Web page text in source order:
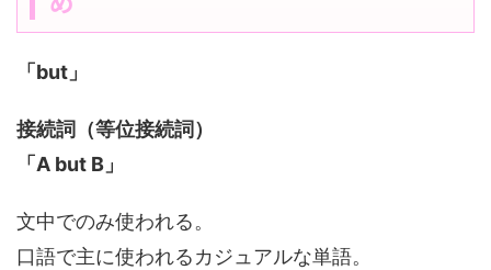
「but」
接続詞（等位接続詞）
「A but B」
文中でのみ使われる。
口語で主に使われるカジュアルな単語。